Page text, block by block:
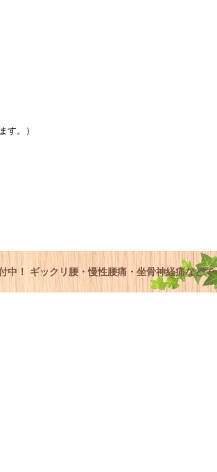
す。）
中！ ギックリ腰・慢性腰痛・坐骨神経痛などで